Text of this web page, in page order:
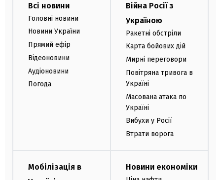
Всі новини
Головні новини
Новини України
Прямий ефір
Відеоновини
Аудіоновини
Погода
Війна Росії з
Україною
Ракетні обстріли
Карта бойових дій
Мирні переговори
Повітряна тривога в
Україні
Масована атака по
Україні
Вибухи у Росії
Втрати ворога
Мобілізація в
Новини економіки